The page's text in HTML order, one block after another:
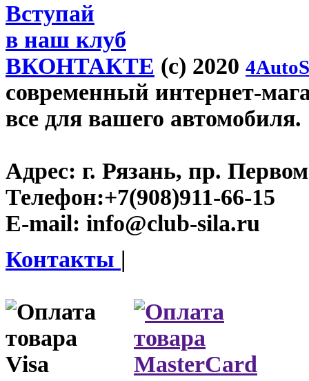
Вступай
в наш клуб
ВКОНТАКТЕ (c) 2020
современный интернет-
все для вашего автомобиля.
Адрес: г. Рязань, пр.
Телефон:+7(908)911-66-15
E-mail: info@club-sila.ru
Контакты |